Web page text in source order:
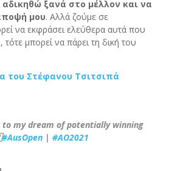
ξανά στο μέλλον και να
μου. Αλλά ζούμε σε
να εκφράσει ελεύθερα αυτά που
μπορεί να πάρει τη δική του
του Στέφανου Τσιτσιπά
my dream of potentially winning
#AusOpen | #AO2021